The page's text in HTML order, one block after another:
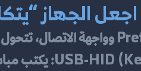
الجهاز
وواجهة الاتصال،
USB-HID يكتب